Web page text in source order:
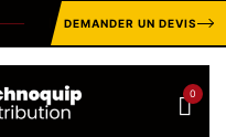
CATALOGUE INDUSTRIEL ·
DEMANDER UN DEVIS
0